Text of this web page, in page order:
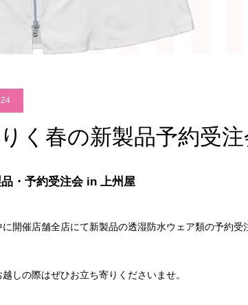
く春の新製品予約受注
・予約受注会 in 上州屋
開催店舗全店にて新製品の透湿防水ウェア類の予約受
しの際はぜひお立ち寄りくださいませ。